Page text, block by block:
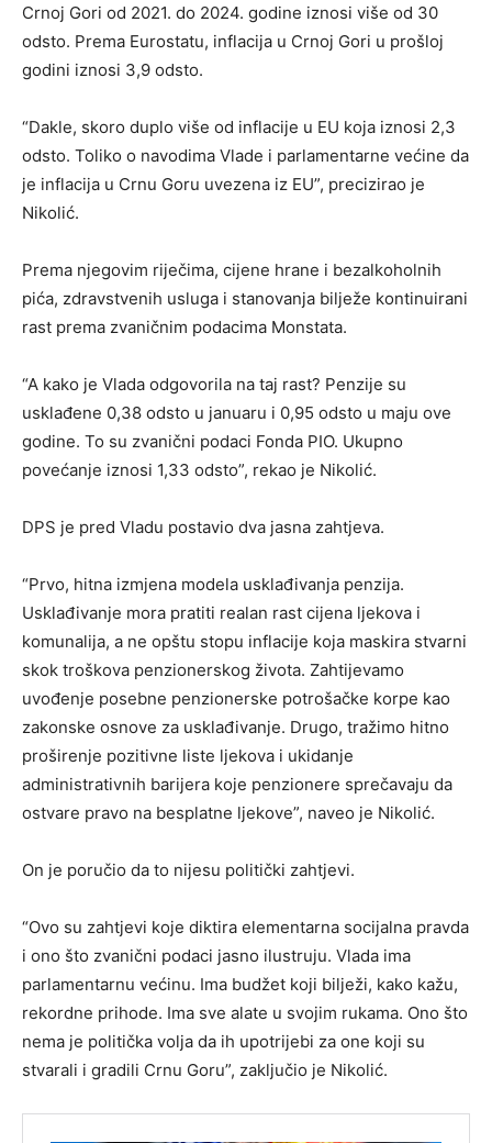
Crnoj Gori od 2021. do 2024. godine iznosi više od 30
odsto. Prema Eurostatu, inflacija u Crnoj Gori u prošloj
godini iznosi 3,9 odsto.
“Dakle, skoro duplo više od inflacije u EU koja iznosi 2,3
odsto. Toliko o navodima Vlade i parlamentarne većine da
je inflacija u Crnu Goru uvezena iz EU”, precizirao je
Nikolić.
Prema njegovim riječima, cijene hrane i bezalkoholnih
pića, zdravstvenih usluga i stanovanja bilježe kontinuirani
rast prema zvaničnim podacima Monstata.
“A kako je Vlada odgovorila na taj rast? Penzije su
usklađene 0,38 odsto u januaru i 0,95 odsto u maju ove
godine. To su zvanični podaci Fonda PIO. Ukupno
povećanje iznosi 1,33 odsto”, rekao je Nikolić.
DPS je pred Vladu postavio dva jasna zahtjeva.
“Prvo, hitna izmjena modela usklađivanja penzija.
Usklađivanje mora pratiti realan rast cijena ljekova i
komunalija, a ne opštu stopu inflacije koja maskira stvarni
skok troškova penzionerskog života. Zahtijevamo
uvođenje posebne penzionerske potrošačke korpe kao
zakonske osnove za usklađivanje. Drugo, tražimo hitno
proširenje pozitivne liste ljekova i ukidanje
administrativnih barijera koje penzionere sprečavaju da
ostvare pravo na besplatne ljekove”, naveo je Nikolić.
On je poručio da to nijesu politički zahtjevi.
“Ovo su zahtjevi koje diktira elementarna socijalna pravda
i ono što zvanični podaci jasno ilustruju. Vlada ima
parlamentarnu većinu. Ima budžet koji bilježi, kako kažu,
rekordne prihode. Ima sve alate u svojim rukama. Ono što
nema je politička volja da ih upotrijebi za one koji su
stvarali i gradili Crnu Goru”, zaključio je Nikolić.